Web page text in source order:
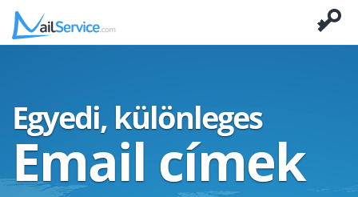
Egyedi, különleges
Email címek